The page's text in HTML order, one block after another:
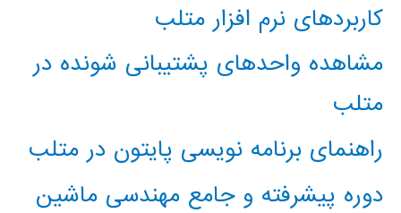
کاربردهای نرم افزار متلب
مشاهده واحدهای پشتیبانی شونده در
متلب
راهنمای برنامه نویسی پایتون در متلب
دوره پیشرفته و جامع مهندسی ماشین